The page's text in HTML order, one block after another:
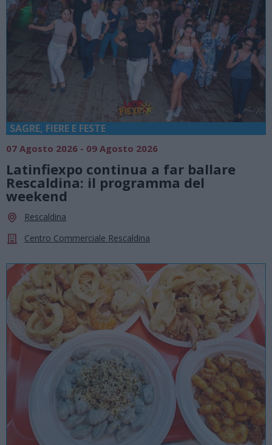
SAGRE, FIERE E FESTE
07 Agosto 2026 - 09 Agosto 2026
Latinfiexpo continua a far ballare
Rescaldina: il programma del
weekend
Rescaldina
Centro Commerciale Rescaldina